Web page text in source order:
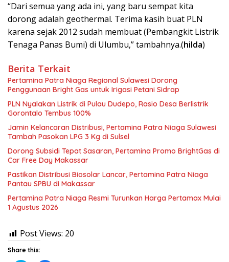
“Dari semua yang ada ini, yang baru sempat kita
dorong adalah geothermal. Terima kasih buat PLN
karena sejak 2012 sudah membuat (Pembangkit Listrik
Tenaga Panas Bumi) di Ulumbu,” tambahnya.(hilda)
Berita Terkait
Pertamina Patra Niaga Regional Sulawesi Dorong
Penggunaan Bright Gas untuk Irigasi Petani Sidrap
PLN Nyalakan Listrik di Pulau Dudepo, Rasio Desa Berlistrik
Gorontalo Tembus 100%
Jamin Kelancaran Distribusi, Pertamina Patra Niaga Sulawesi
Tambah Pasokan LPG 3 Kg di Sulsel
Dorong Subsidi Tepat Sasaran, Pertamina Promo BrightGas di
Car Free Day Makassar
Pastikan Distribusi Biosolar Lancar, Pertamina Patra Niaga
Pantau SPBU di Makassar
Pertamina Patra Niaga Resmi Turunkan Harga Pertamax Mulai
1 Agustus 2026
Post Views: 20
Share this: